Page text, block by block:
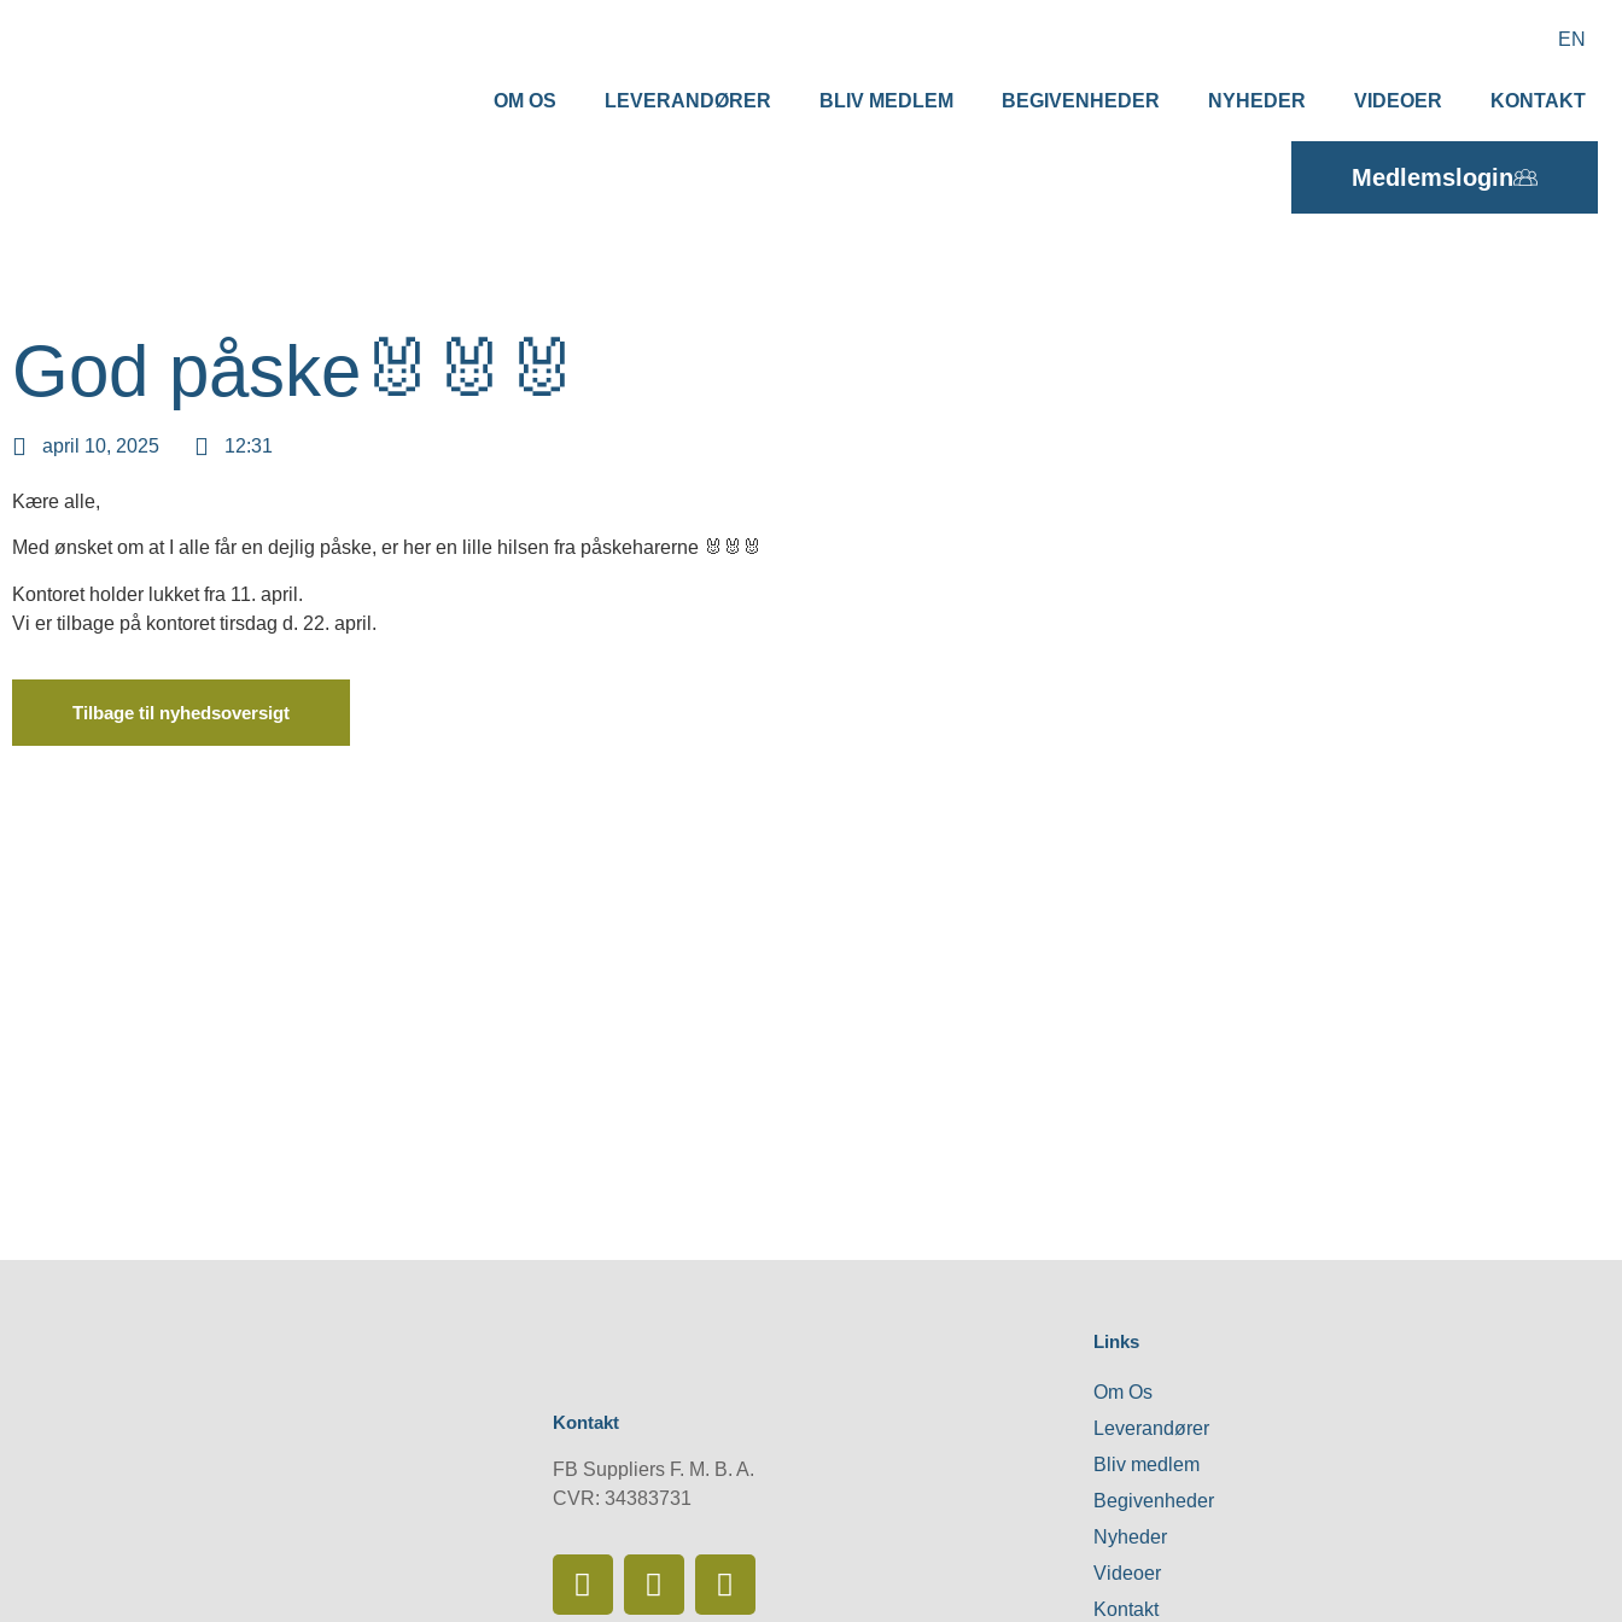
EN
OM OS LEVERANDØRER BLIV MEDLEM BEGIVENHEDER NYHEDER VIDEOER KONTAKT
Medlemslogin
God påske🐰🐰🐰
april 10, 2025 12:31
Kære alle,
Med ønsket om at I alle får en dejlig påske, er her en lille hilsen fra påskeharerne 🐰🐰🐰
Kontoret holder lukket fra 11. april.
Vi er tilbage på kontoret tirsdag d. 22. april.
Tilbage til nyhedsoversigt
Kontakt
FB Suppliers F. M. B. A.
CVR: 34383731
Links
Om Os
Leverandører
Bliv medlem
Begivenheder
Nyheder
Videoer
Kontakt